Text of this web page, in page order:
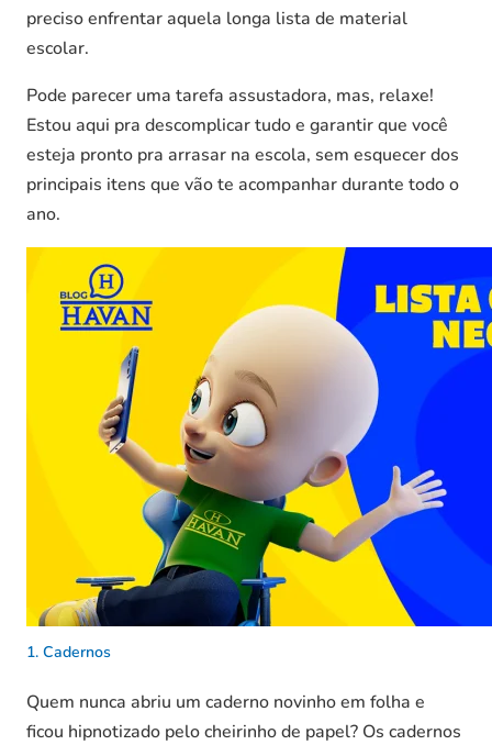
preciso enfrentar aquela longa lista de material
escolar.
Pode parecer uma tarefa assustadora, mas, relaxe!
Estou aqui pra descomplicar tudo e garantir que você
esteja pronto pra arrasar na escola, sem esquecer dos
principais itens que vão te acompanhar durante todo o
ano.
1. Cadernos
Quem nunca abriu um caderno novinho em folha e
ficou hipnotizado pelo cheirinho de papel? Os cadernos